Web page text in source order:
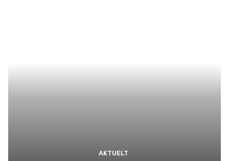
AKTUELT